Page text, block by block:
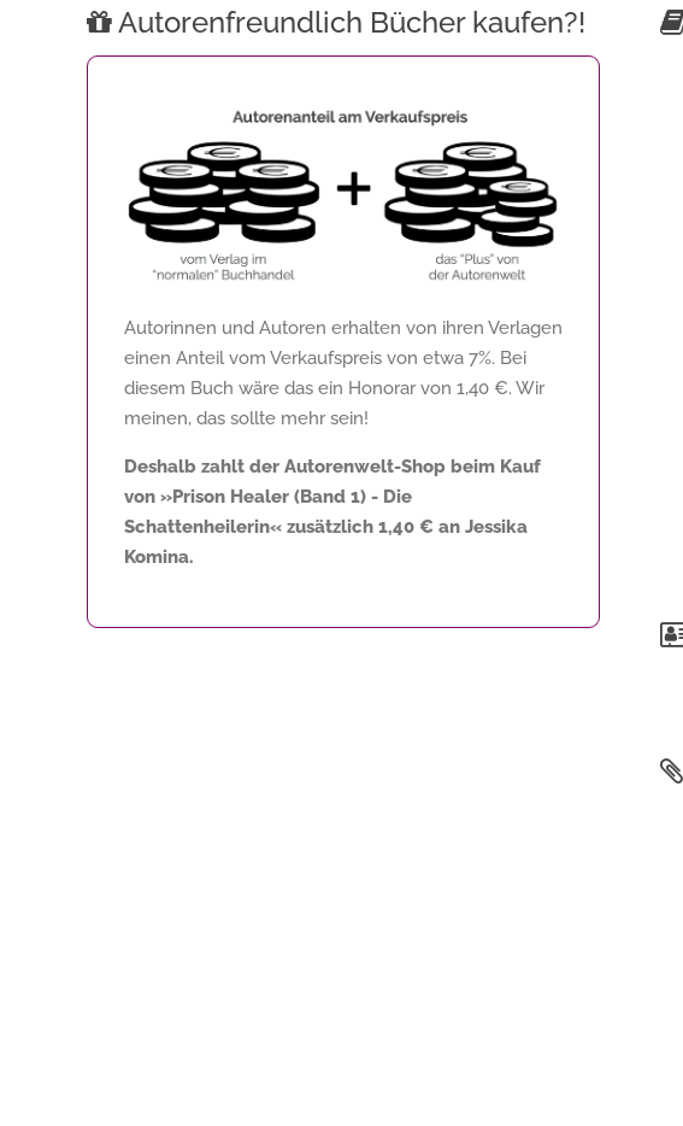
Autorenfreundlich Bücher kaufen?!
Autorinnen und Autoren erhalten von ihren Verlagen
einen Anteil vom Verkaufspreis von etwa 7%. Bei
diesem Buch wäre das ein Honorar von 1,40 €. Wir
meinen, das sollte mehr sein!
Deshalb zahlt der Autorenwelt-Shop beim Kauf
von »Prison Healer (Band 1) - Die
Schattenheilerin« zusätzlich 1,40 € an Jessika
Komina.